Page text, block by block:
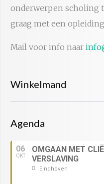
onderwerpen scholing
graag met een
Mail voor info naar
Winkelmand
Agenda
06
OKT
OMGAAN MET
VERSLAVING
Eindhoven